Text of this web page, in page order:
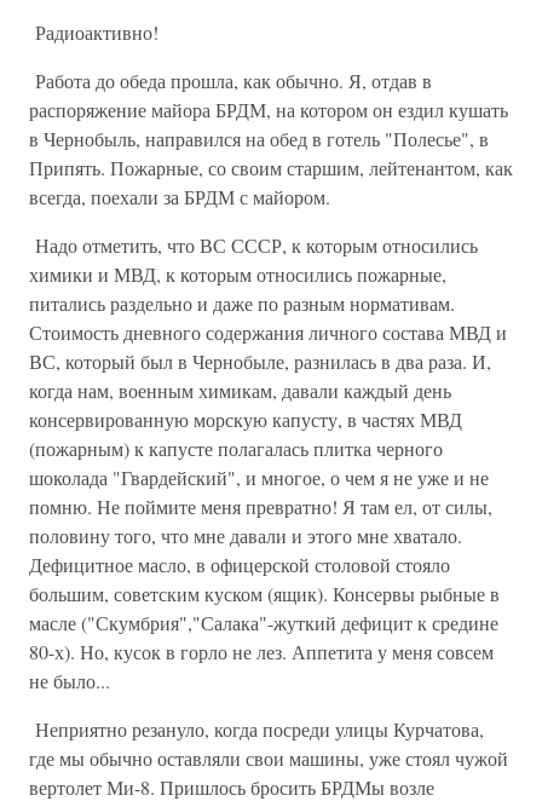
Радиоактивно!
Работа до обеда прошла, как обычно. Я, отдав в
распоряжение майора БРДМ, на котором он ездил кушать
в Чернобыль, направился на обед в готель "Полесье", в
Припять. Пожарные, со своим старшим, лейтенантом, как
всегда, поехали за БРДМ с майором.
Надо отметить, что ВС СССР, к которым относились
химики и МВД, к которым относились пожарные,
питались раздельно и даже по разным нормативам.
Стоимость дневного содержания личного состава МВД и
ВС, который был в Чернобыле, разнилась в два раза. И,
когда нам, военным химикам, давали каждый день
консервированную морскую капусту, в частях МВД
(пожарным) к капусте полагалась плитка черного
шоколада "Гвардейский", и многое, о чем я не уже и не
помню. Не поймите меня превратно! Я там ел, от силы,
половину того, что мне давали и этого мне хватало.
Дефицитное масло, в офицерской столовой стояло
большим, советским куском (ящик). Консервы рыбные в
масле ("Скумбрия","Салака"-жуткий дефицит к средине
80-х). Но, кусок в горло не лез. Аппетита у меня совсем
не было...
Неприятно резануло, когда посреди улицы Курчатова,
где мы обычно оставляли свои машины, уже стоял чужой
вертолет Ми-8. Пришлось бросить БРДМы возле